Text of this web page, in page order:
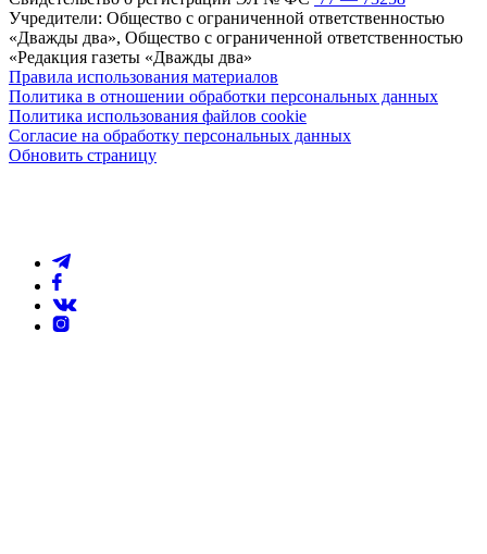
Учредители: Общество с ограниченной ответственностью
«Дважды два», Общество с ограниченной ответственностью
«Редакция газеты «Дважды два»
Правила использования материалов
Политика в отношении обработки персональных данных
Политика использования файлов cookie
Согласие на обработку персональных данных
Обновить страницу